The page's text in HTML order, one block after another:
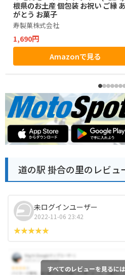
根県のお土産 個包装 お祝い ご縁
がとう お菓子
寿製菓株式会社
1,690円
Amazonで見る
道の駅 掛合の里のレビュ
未ログインユーザー
2022-11-06 23:42
すべてのレビューを見るには